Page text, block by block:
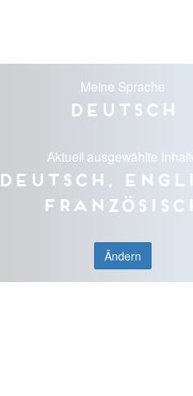
Meine Sprache
Deutsch
Aktuell ausgewählte
Deutsch,
Ändern